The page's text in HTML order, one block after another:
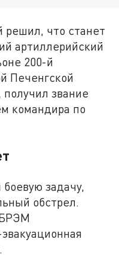
решил, что станет
артиллерийский
200-й
Печенгской
звание
командира по
задачу,
обстрел.